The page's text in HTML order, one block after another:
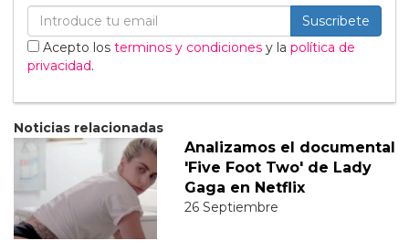
Suscribete
Acepto los terminos y condiciones y la política de
privacidad.
Noticias relacionadas
Analizamos el documental
'Five Foot Two' de Lady
Gaga en Netflix
26 Septiembre